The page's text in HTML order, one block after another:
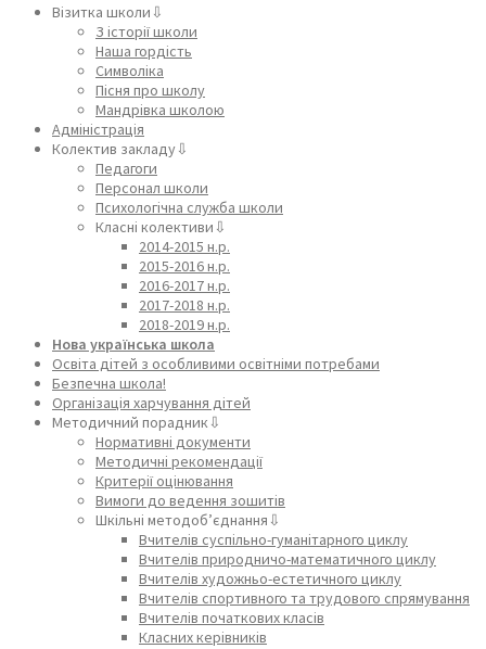
Візитка школи⇩
З історії школи
Наша гордість
Символіка
Пісня про школу
Мандрівка школою
Адміністрація
Колектив закладу⇩
Педагоги
Персонал школи
Психологічна служба школи
Класні колективи⇩
2014-2015 н.р.
2015-2016 н.р.
2016-2017 н.р.
2017-2018 н.р.
2018-2019 н.р.
Нова українська школа
Освіта дітей з особливими освітніми потребами
Безпечна школа!
Організація харчування дітей
Методичний порадник⇩
Нормативні документи
Методичні рекомендації
Критерії оцінювання
Вимоги до ведення зошитів
Шкільні методоб’єднання⇩
Вчителів суспільно-гуманітарного циклу
Вчителів природничо-математичного циклу
Вчителів художньо-естетичного циклу
Вчителів спортивного та трудового спрямування
Вчителів початкових класів
Класних керівників